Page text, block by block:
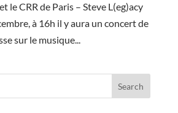
le CRR de Paris – Steve L(eg)acy
à 16h il y aura un concert de
sur le musique...